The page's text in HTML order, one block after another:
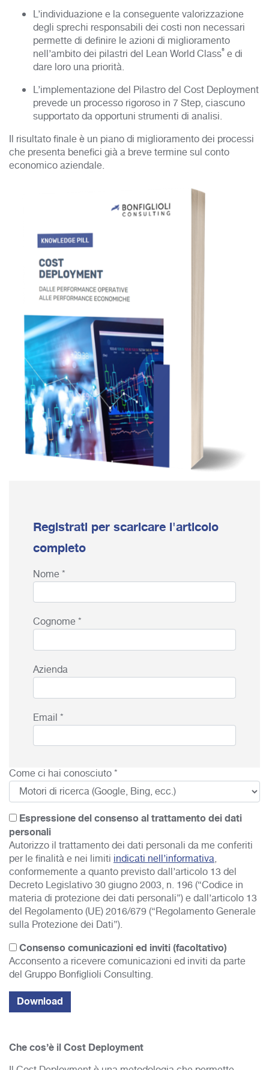
L’individuazione e la conseguente valorizzazione
degli sprechi responsabili dei costi non necessari
permette di definire le azioni di miglioramento
nell’ambito dei pilastri del Lean World Class® e di
dare loro una priorità.
L’implementazione del Pilastro del Cost Deployment
prevede un processo rigoroso in 7 Step, ciascuno
supportato da opportuni strumenti di analisi.
Il risultato finale è un piano di miglioramento dei processi
che presenta benefici già a breve termine sul conto
economico aziendale.
Registrati per scaricare l'articolo
completo
Nome *
Cognome *
Azienda
Email *
Come ci hai conosciuto *
Espressione del consenso al trattamento dei dati
personali
Autorizzo il trattamento dei dati personali da me conferiti
per le finalità e nei limiti indicati nell’informativa,
conformemente a quanto previsto dall’articolo 13 del
Decreto Legislativo 30 giugno 2003, n. 196 (“Codice in
materia di protezione dei dati personali”) e dall’articolo 13
del Regolamento (UE) 2016/679 (“Regolamento Generale
sulla Protezione dei Dati”).
Consenso comunicazioni ed inviti (facoltativo)
Acconsento a ricevere comunicazioni ed inviti da parte
del Gruppo Bonfiglioli Consulting.
Che cos’è il Cost Deployment